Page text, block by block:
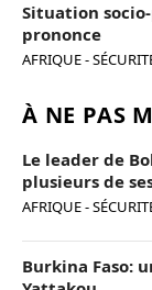
Situation
prononce
AFRIQUE -
À NE PAS
Le leader de
plusieurs de
AFRIQUE -
Burkina Faso: